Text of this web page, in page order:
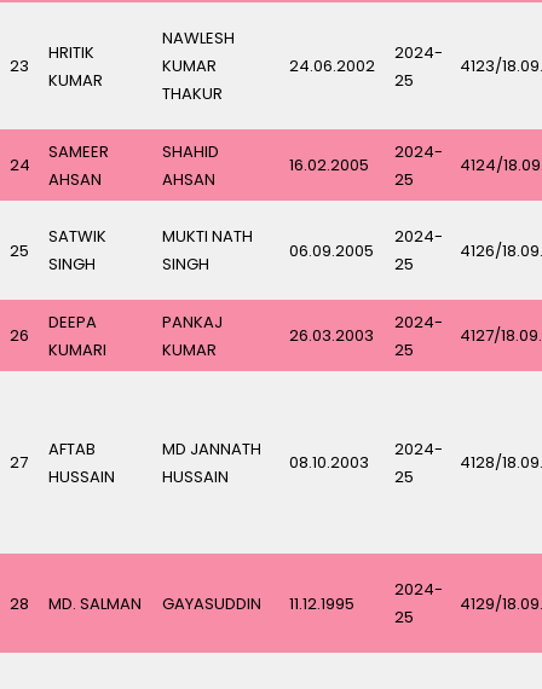
23
HRITIK
KUMAR
NAWLESH
KUMAR
THAKUR
24.06.2002
2024-
25
4123/
24
SAMEER
AHSAN
SHAHID
AHSAN
16.02.2005
2024-
25
4124/
25
SATWIK
SINGH
MUKTI NATH
SINGH
06.09.2005
2024-
25
4126/
26
DEEPA
KUMARI
PANKAJ
KUMAR
26.03.2003
2024-
25
4127/
27
AFTAB
HUSSAIN
MD JANNATH
HUSSAIN
08.10.2003
2024-
25
4128/
28 MD. SALMAN GAYASUDDIN 11.12.1995
2024-
25
4129/